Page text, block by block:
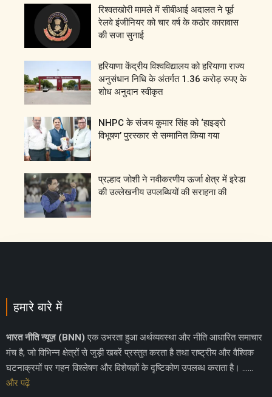
रिश्वतखोरी मामले में सीबीआई अदालत ने पूर्व
रेलवे इंजीनियर को चार वर्ष के कठोर कारावास
की सजा सुनाई
हरियाणा केंद्रीय विश्वविद्यालय को हरियाणा राज्य
अनुसंधान निधि के अंतर्गत 1.36 करोड़ रुपए के
शोध अनुदान स्वीकृत
NHPC के संजय कुमार सिंह को ‘हाइड्रो
विभूषण’ पुरस्कार से सम्मानित किया गया
प्रल्हाद जोशी ने नवीकरणीय ऊर्जा क्षेत्र में इरेडा
की उल्लेखनीय उपलब्धियों की सराहना की
हमारे बारे में
भारत नीति न्यूज़ (BNN) एक उभरता हुआ अर्थव्यवस्था और नीति आधारित समाचार
मंच है, जो विभिन्न क्षेत्रों से जुड़ी खबरें प्रस्तुत करता है तथा राष्ट्रीय और वैश्विक
घटनाक्रमों पर गहन विश्लेषण और विशेषज्ञों के दृष्टिकोण उपलब्ध कराता है। ……
और पढ़ें